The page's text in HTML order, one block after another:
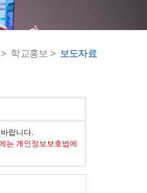
> 학교홍보 > 보도자료
랍니다.
는 개인정보보호법에